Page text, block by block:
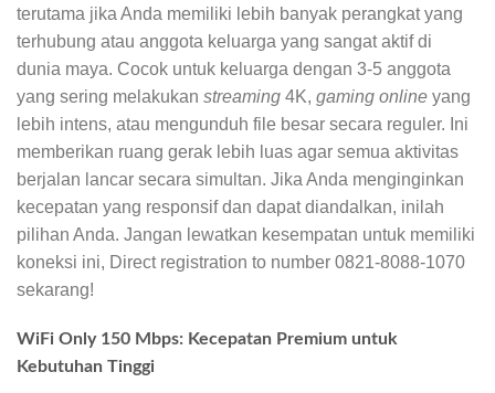
terutama jika Anda memiliki lebih banyak perangkat yang
terhubung atau anggota keluarga yang sangat aktif di
dunia maya. Cocok untuk keluarga dengan 3-5 anggota
yang sering melakukan streaming 4K, gaming online yang
lebih intens, atau mengunduh file besar secara reguler. Ini
memberikan ruang gerak lebih luas agar semua aktivitas
berjalan lancar secara simultan. Jika Anda menginginkan
kecepatan yang responsif dan dapat diandalkan, inilah
pilihan Anda. Jangan lewatkan kesempatan untuk memiliki
koneksi ini, Direct registration to number 0821-8088-1070
sekarang!
WiFi Only 150 Mbps: Kecepatan Premium untuk
Kebutuhan Tinggi